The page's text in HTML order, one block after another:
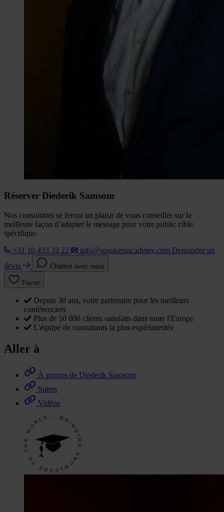
Réserver Diederik Samsom
Nos consultants se feront un plaisir de vous conseiller sur la
meilleure façon d’adapter le message pour votre public cible
spécifique.
+31 10 433 33 22
info@speakersacademy.com Demander un
devis
Chattez avec nous
Favori
Depuis 30 ans, votre partenaire pour les meilleurs
conférenciers
Plus de 50 000 clients satisfaits dans toute l'Europe
L'équipe de consultants la plus expérimentée
Aller à
À propos de Diederik Samsom
Sujets
Vidéos